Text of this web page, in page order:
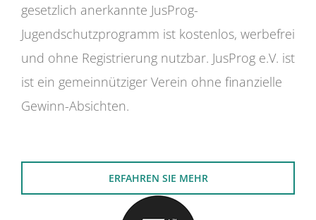
gesetzlich anerkannte JusProg-
Jugendschutzprogramm ist kostenlos, werbefrei
und ohne Registrierung nutzbar. JusProg e.V. ist
ist ein gemeinnütziger Verein ohne finanzielle
Gewinn-Absichten.
ERFAHREN SIE MEHR